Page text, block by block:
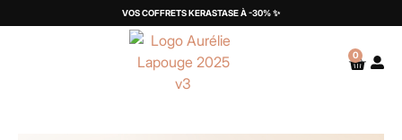
VOS COFFRETS KERASTASE À -30% ✨
0